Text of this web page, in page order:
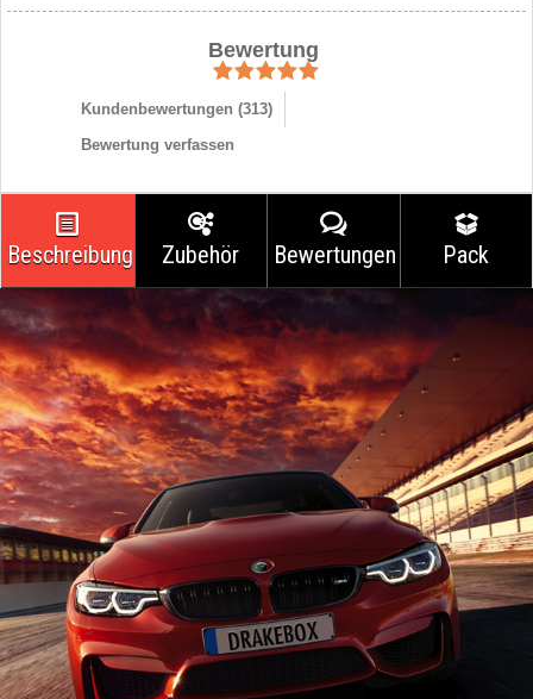
Bewertung
Kundenbewertungen (313)
Bewertung verfassen
Beschreibung Zubehör Bewertungen Pack